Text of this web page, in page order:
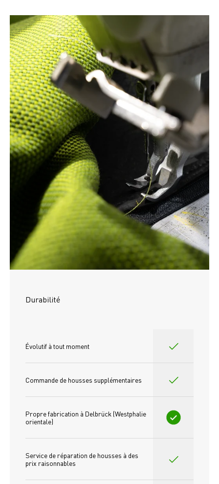
Durabilité
Évolutif à tout moment
Commande de housses supplémentaires
Propre fabrication à Delbrück (Westphalie
orientale)
Service de réparation de housses à des
prix raisonnables